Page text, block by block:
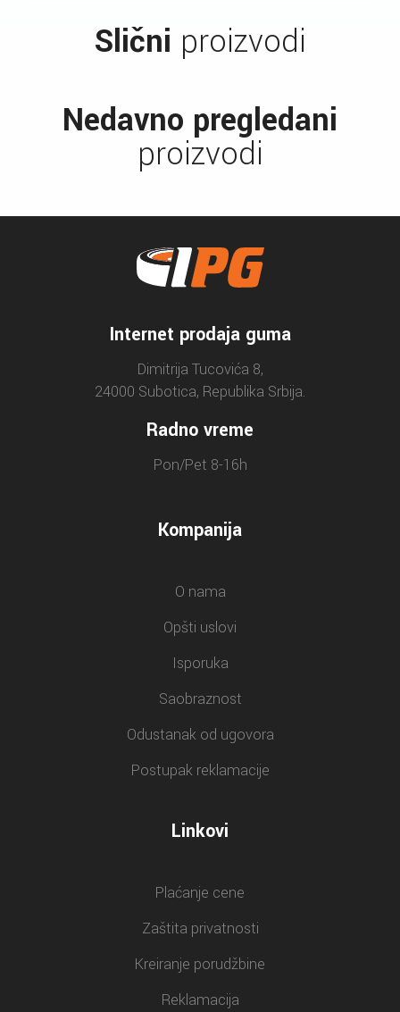
Slični proizvodi
Nedavno pregledani
proizvodi
Internet prodaja guma
Dimitrija Tucovića 8,
24000 Subotica, Republika Srbija.
Radno vreme
Pon/Pet 8-16h
Kompanija
O nama
Opšti uslovi
Isporuka
Saobraznost
Odustanak od ugovora
Postupak reklamacije
Linkovi
Plaćanje cene
Zaštita privatnosti
Kreiranje porudžbine
Reklamacija